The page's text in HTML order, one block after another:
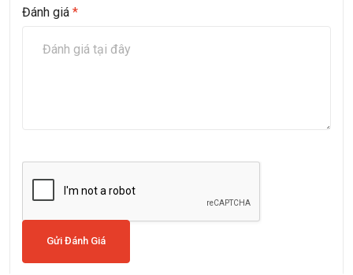
Đánh giá *
Gửi Đánh Giá